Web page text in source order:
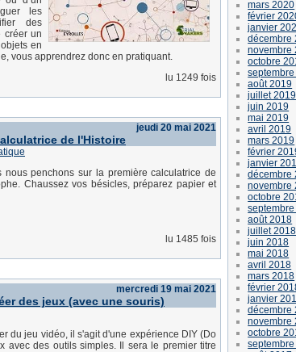
les
des
créer un
en
vous apprendrez donc en pratiquant.
lu 1249 fois
jeudi 20 mai 2021
de l'Histoire
penchons sur la première calculatrice de
Chaussez vos bésicles, préparez papier et
lu 1485 fois
mercredi 19 mai 2021
des jeux (avec une souris)
du jeu vidéo, il s'agit d'une expérience DIY (Do
avec des outils simples. Il sera le premier titre
mars 2020
février
janvier
décembre
novembre
octobre
août 2019
juillet 2019
juin 2019
mai 2019
avril 2019
mars 2019
février
janvier
décembre
novembre
octobre
août 2018
juillet 2018
juin 2018
mai 2018
avril 2018
mars 2018
février
janvier
décembre
novembre
octobre